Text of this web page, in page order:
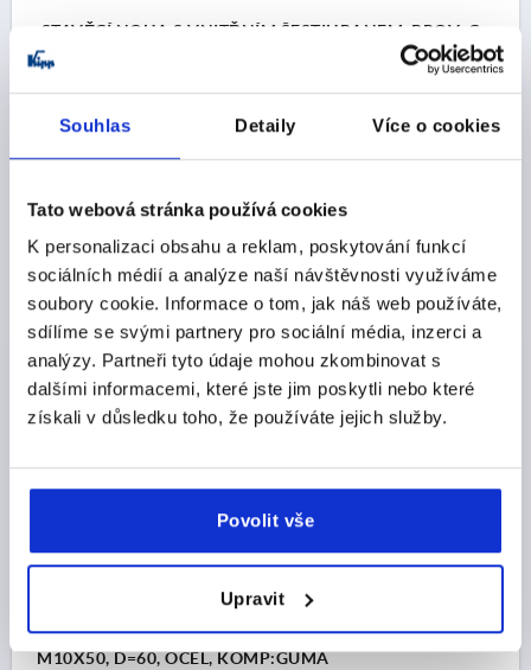
Souhlas Detaily Více o cookies
Tato webová stránka používá cookies
K personalizaci obsahu a reklam, poskytování funkcí
sociálních médií a analýze naší návštěvnosti využíváme
soubory cookie. Informace o tom, jak náš web používáte,
sdílíme se svými partnery pro sociální média, inzerci a
analýzy. Partneři tyto údaje mohou zkombinovat s
dalšími informacemi, které jste jim poskytli nebo které
získali v důsledku toho, že používáte jejich služby.
Povolit vše
Upravit
STAVĚCÍ NOHA S VNITŘNÍM ŠESTIHRANEM, PROV.:C
M16X150, D=50, OCEL, KOMP:GUMA
PRŮMĚR TALÍŘE=50 ZÁVIT=M16
PROVEDENÍ=C
MATERIÁL ZÁKLADNÍ TĚLESO=OCEL
DÉLKA ZÁVITU=150
VÝŠKA=19
CELKOVÁ VÝŠKA=179
ZATÍŽITELNOST MAX. KN (JEN PŘI STATICKÉM
ZATÍŽENÍ)=4
Objednací číslo:K0739.3105016X150
CZK372.66
plus náklady na dopravu
DETAILY
STAVĚCÍ NOHA S VNITŘNÍM ŠESTIHRANEM, PROV.:C
M10X50, D=60, OCEL, KOMP:GUMA